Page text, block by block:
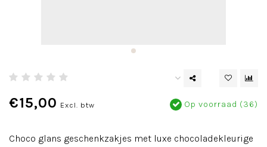
€15,00 Excl. btw Op voorraad (36)
Choco glans geschenkzakjes met luxe chocoladekleurige